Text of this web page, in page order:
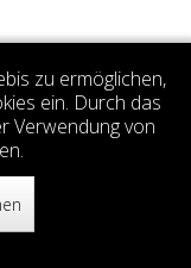
zu ermöglichen,
ein. Durch das
Verwendung von